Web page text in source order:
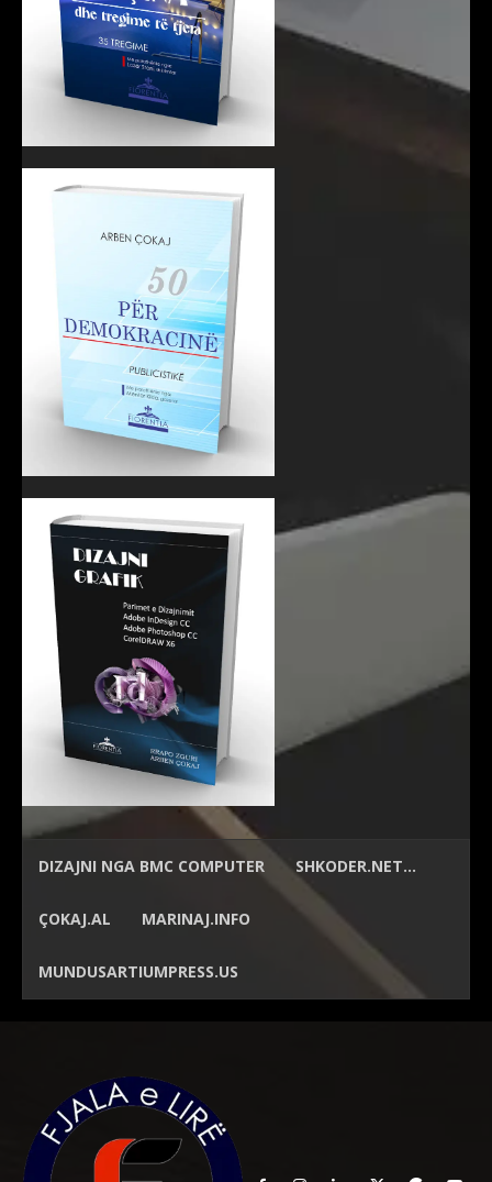
DIZAJNI NGA BMC COMPUTER SHKODER.NET…
ÇOKAJ.AL MARINAJ.INFO
MUNDUSARTIUMPRESS.US